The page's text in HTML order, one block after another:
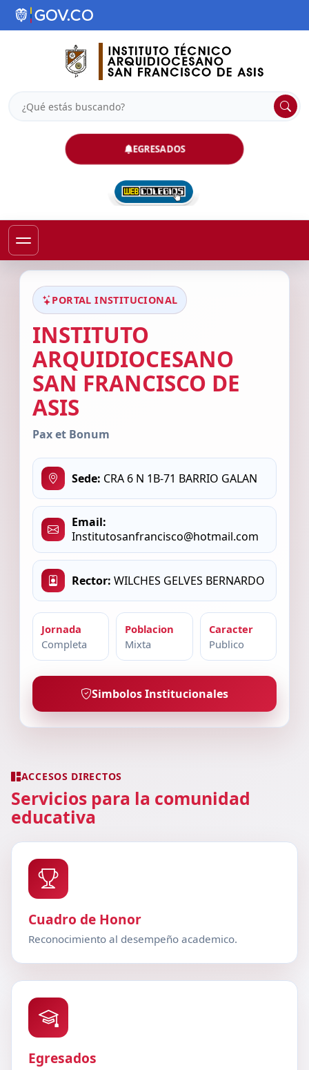
EGRESADOS
PORTAL INSTITUCIONAL
INSTITUTO
ARQUIDIOCESANO
SAN FRANCISCO DE
ASIS
Pax et Bonum
Sede: CRA 6 N 1B-71 BARRIO GALAN
Email:
Institutosanfrancisco@hotmail.com
Rector: WILCHES GELVES BERNARDO
Jornada
Completa
Poblacion
Mixta
Caracter
Publico
Simbolos Institucionales
ACCESOS DIRECTOS
Servicios para la comunidad
educativa
Cuadro de Honor
Reconocimiento al desempeño academico.
Egresados